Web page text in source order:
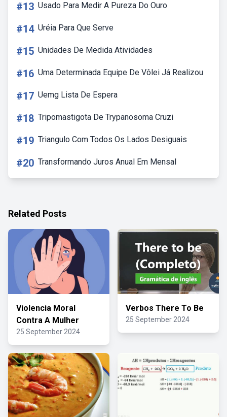
#13 Usado Para Medir A Pureza Do Ouro
#14 Uréia Para Que Serve
#15 Unidades De Medida Atividades
#16 Uma Determinada Equipe De Vôlei Já Realizou
#17 Uemg Lista De Espera
#18 Tripomastigota De Trypanosoma Cruzi
#19 Triangulo Com Todos Os Lados Desiguais
#20 Transformando Juros Anual Em Mensal
Related Posts
Violencia Moral
Contra A Mulher
25 September 2024
Verbos There To Be
25 September 2024